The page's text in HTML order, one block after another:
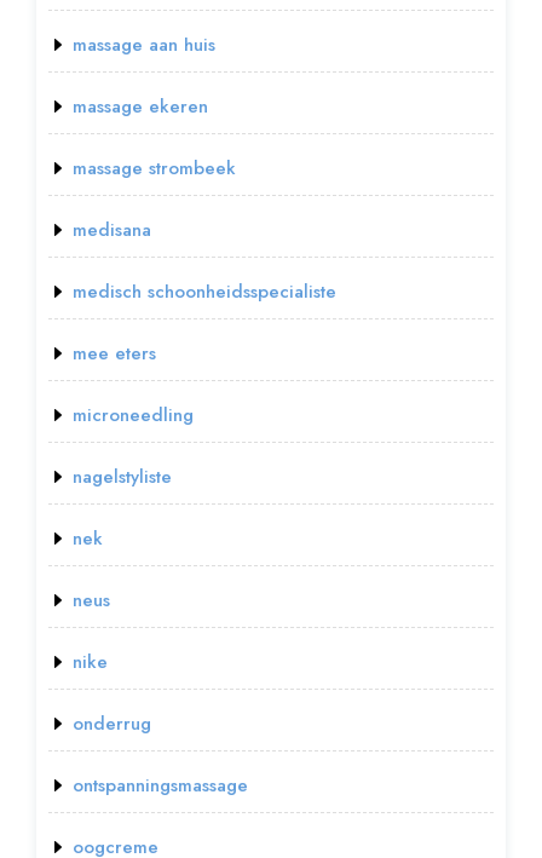
massage aan huis
massage ekeren
massage strombeek
medisana
medisch schoonheidsspecialiste
mee eters
microneedling
nagelstyliste
nek
neus
nike
onderrug
ontspanningsmassage
oogcreme